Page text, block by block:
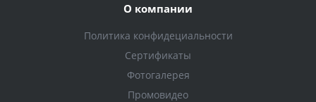
О компании
Политика конфидециальности
Сертификаты
Фотогалерея
Промовидео